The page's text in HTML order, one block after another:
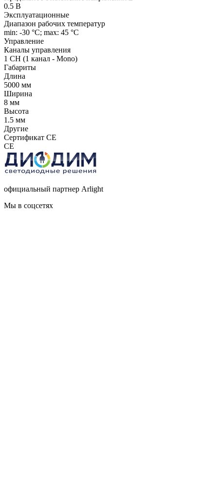
0.5 В
Эксплуатационные
Диапазон рабочих температур
min: -30 °C; max: 45 °C
Управление
Каналы управления
1 CH (1 канал - Mono)
Габариты
Длина
5000 мм
Ширина
8 мм
Высота
1.5 мм
Другие
Сертификат CE
CE
официальный партнер Arlight
Мы в соцсетях